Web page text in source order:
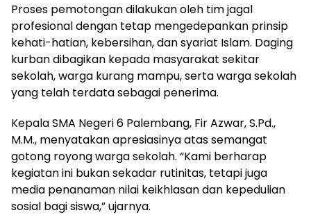
Proses pemotongan dilakukan oleh tim jagal
profesional dengan tetap mengedepankan prinsip
kehati-hatian, kebersihan, dan syariat Islam. Daging
kurban dibagikan kepada masyarakat sekitar
sekolah, warga kurang mampu, serta warga sekolah
yang telah terdata sebagai penerima.
Kepala SMA Negeri 6 Palembang, Fir Azwar, S.Pd.,
M.M., menyatakan apresiasinya atas semangat
gotong royong warga sekolah. “Kami berharap
kegiatan ini bukan sekadar rutinitas, tetapi juga
media penanaman nilai keikhlasan dan kepedulian
sosial bagi siswa,” ujarnya.